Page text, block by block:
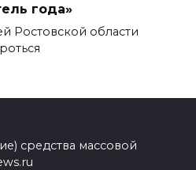
года»
Ростовской области
средства массовой